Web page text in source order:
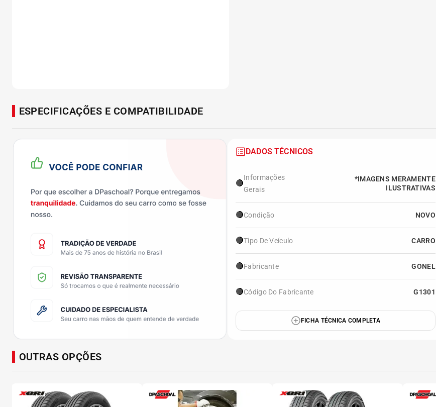
ESPECIFICAÇÕES E COMPATIBILIDADE
DADOS TÉCNICOS
🔴
Informações
Gerais
*IMAGENS MERAMENTE
ILUSTRATIVAS
🔴Condição NOVO
🔴Tipo De Veículo CARRO
🔴Fabricante GONEL
🔴Código Do Fabricante G1301
FICHA TÉCNICA COMPLETA
OUTRAS OPÇÕES